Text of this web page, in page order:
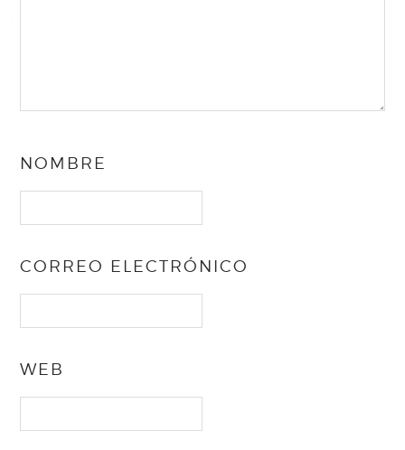
NOMBRE
CORREO ELECTRÓNICO
WEB